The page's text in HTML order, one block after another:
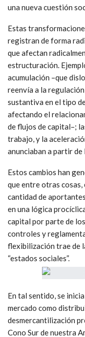
una nueva cuestión
Estas
registran de forma
que afectan
estructuración.
acumulación –que
reenvía a la
sustantiva en el tipo
afectando el
de flujos de capital–;
trabajo, y la
anunciaban a partir de
Estos cambios han
que entre otras cosas,
cantidad de
en una lógica
capital por parte de
controles y
flexibilización trae de
“estados sociales”.
En tal sentido, se
mercado como
desmercantilización
Cono Sur de nuestra